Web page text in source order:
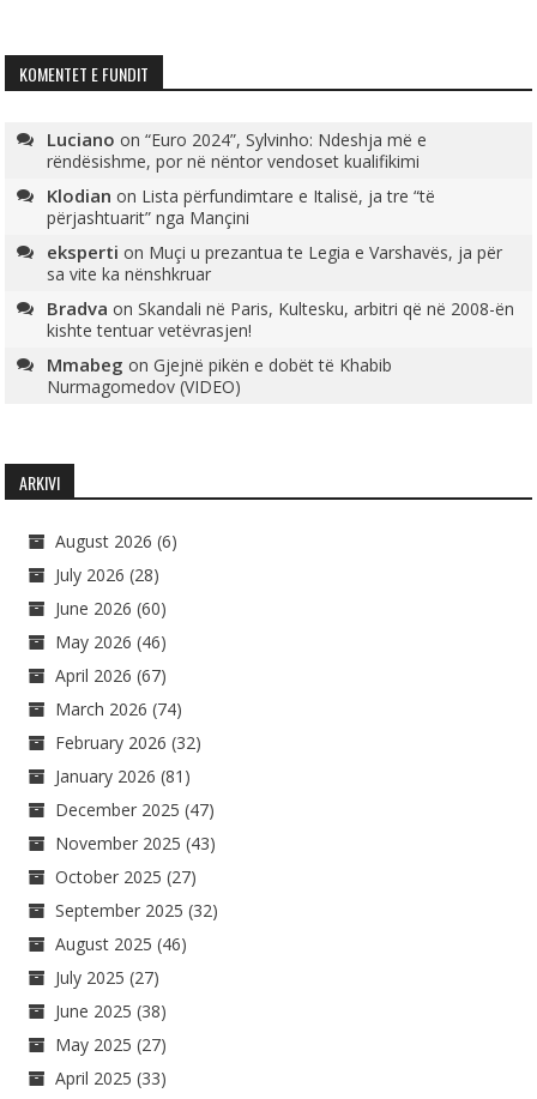
KOMENTET E FUNDIT
Luciano on“Euro 2024”, Sylvinho: Ndeshja më e
rëndësishme, por në nëntor vendoset kualifikimi
Klodian on Lista përfundimtare e Italisë, ja tre “të
përjashtuarit” nga Mançini
eksperti on Muçi u prezantua te Legia e Varshavës, ja për
sa vite ka nënshkruar
Bradva onSkandali në Paris, Kultesku, arbitri që në 2008-ën
kishte tentuar vetëvrasjen!
Mmabeg onGjejnë pikën e dobët të Khabib
Nurmagomedov (VIDEO)
ARKIVI
August 2026 (6)
July 2026 (28)
June 2026 (60)
May 2026 (46)
April 2026 (67)
March 2026 (74)
February 2026 (32)
January 2026 (81)
December 2025 (47)
November 2025 (43)
October 2025 (27)
September 2025 (32)
August 2025 (46)
July 2025 (27)
June 2025 (38)
May 2025 (27)
April 2025 (33)